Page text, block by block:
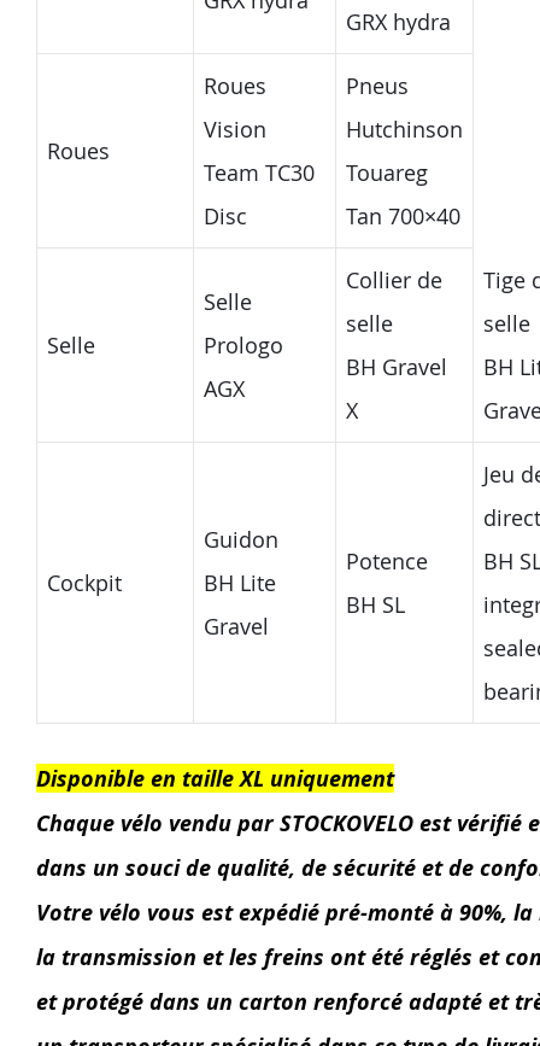
GRX hydra
Roues
Roues
Vision
Team TC30
Disc
Pneus
Hutchinson
Touareg
Tan 700×40
Selle
Selle
Prologo
AGX
Collier de
selle
BH Gravel
X
Tige
selle
BH
Cockpit
Guidon
BH Lite
Gravel
Potence
BH SL
Jeu
BH
Disponible en taille XL uniquement
Chaque vélo vendu par STOCKOVELO est
dans un souci de qualité, de sécurité et de
Votre vélo vous est expédié pré-monté à 90%,
la transmission et les freins ont été réglés et
et protégé dans un carton renforcé adapté et